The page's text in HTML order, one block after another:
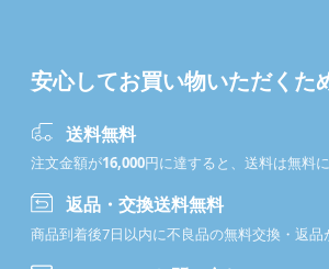
安心してお買い物いただくた
送料無料
注文金額が16,000円に達すると、送料は無料に
返品・交換送料無料
商品到着後7日以内に不良品の無料交換・返品